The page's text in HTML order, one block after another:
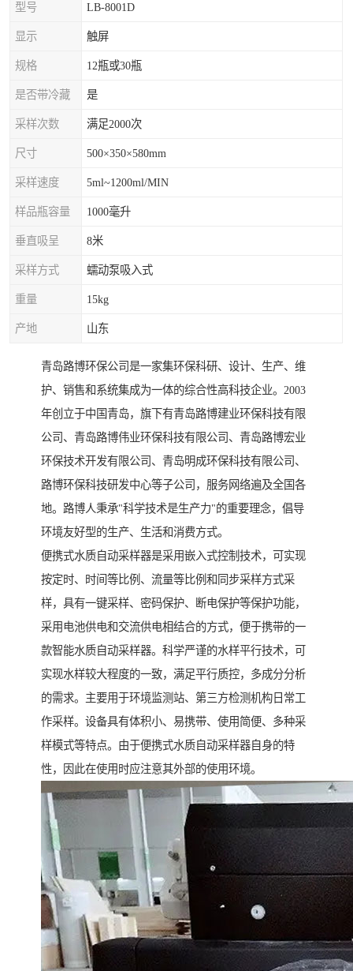
型号 LB-8001D
显示 触屏
规格 12瓶或30瓶
是否带冷藏 是
采样次数 满足2000次
尺寸 500×350×580mm
采样速度 5ml~1200ml/MIN
样品瓶容量 1000毫升
垂直吸呈 8米
采样方式 蠕动泵吸入式
重量 15kg
产地 山东
青岛路博环保公司是一家集环保科研、设计、生产、维
护、销售和系统集成为一体的综合性高科技企业。2003
年创立于中国青岛，旗下有青岛路博建业环保科技有限
公司、青岛路博伟业环保科技有限公司、青岛路博宏业
环保技术开发有限公司、青岛明成环保科技有限公司、
路博环保科技研发中心等子公司，服务网络遍及全国各
地。路博人秉承"科学技术是生产力"的重要理念，倡导
环境友好型的生产、生活和消费方式。
便携式水质自动采样器是采用嵌入式控制技术，可实现
按定时、时间等比例、流量等比例和同步采样方式采
样，具有一键采样、密码保护、断电保护等保护功能，
采用电池供电和交流供电相结合的方式，便于携带的一
款智能水质自动采样器。科学严谨的水样平行技术，可
实现水样较大程度的一致，满足平行质控，多成分分析
的需求。主要用于环境监测站、第三方检测机构日常工
作采样。设备具有体积小、易携带、使用简便、多种采
样模式等特点。由于便携式水质自动采样器自身的特
性，因此在使用时应注意其外部的使用环境。